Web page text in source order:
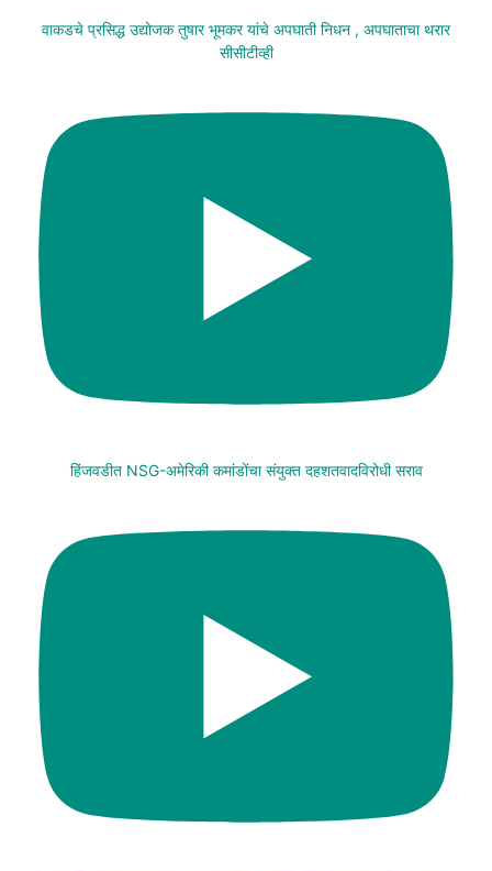
वाकडचे प्रसिद्ध उद्योजक तुषार भूमकर यांचे अपघाती निधन , अपघाताचा थरार
सीसीटीव्ही
हिंजवडीत NSG-अमेरिकी कमांडोंचा संयुक्त दहशतवादविरोधी सराव